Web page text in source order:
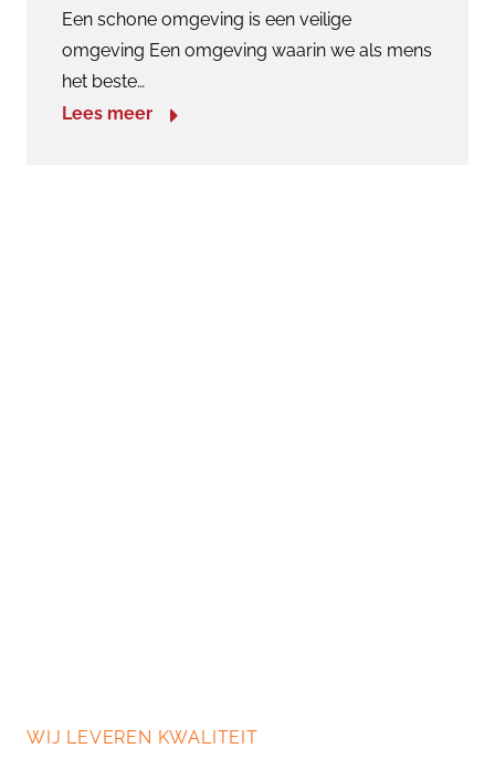
Een schone omgeving is een veilige
omgeving Een omgeving waarin we als mens
het beste…
Lees meer
WIJ LEVEREN KWALITEIT